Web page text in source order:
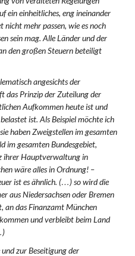
ein einheitliches, eng ineinander
mehr passen, wie es noch
sein mag. Alle Länder und der
den großen Steuern beteiligt
angesichts der
das Prinzip der Zuteilung der
Aufkommen heute ist und
ist. Als Beispiel möchte ich
haben Zweigstellen im gesamten
im gesamten Bundesgebiet,
ihrer Hauptverwaltung in
wäre alles in Ordnung! –
ist es ähnlich. (…) so wird die
aus Niedersachsen oder Bremen
an das Finanzamt München
und verbleibt beim Land
zur Beseitigung der